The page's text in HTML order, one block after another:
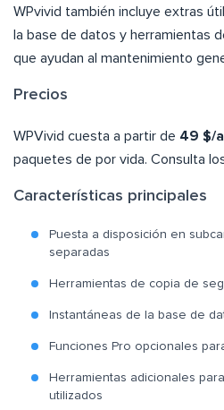
WPvivid también incluye extras
la base de datos y herramientas
que ayudan al mantenimiento
Precios
WPVivid cuesta a partir de 49 $/
paquetes de por vida. Consulta
Características principales
Puesta a disposición en
separadas
Herramientas de copia de
Instantáneas de la base de
Funciones Pro opcionales
Herramientas adicionales
utilizados